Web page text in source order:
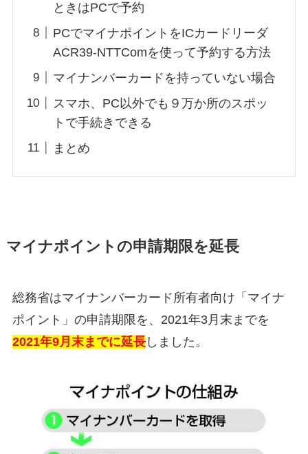
ときはPCで予約
PCでマイナポイントをICカードリーダ
ACR39-NTTComを使って予約する方法
マイナンバーカードを持っていない場合
スマホ、PC以外でも９万か所のスポッ
トで手続きできる
まとめ
マイナポイントの申請期限を延長
総務省はマイナンバーカード所有者向け「マイナ
ポイント」の申請期限を、2021年3月末までを
2021年9月末までに延長しました。